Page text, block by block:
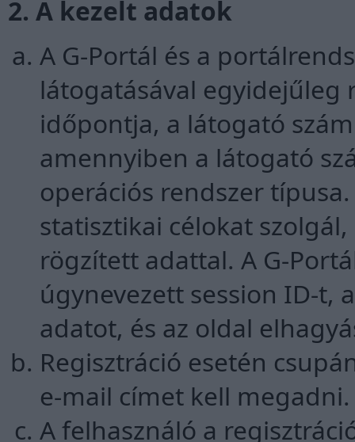
2. A kezelt adatok
A G-Portál és a
látogatásával egyidejűleg
időpontja, a látogató
amennyiben a látogató
operációs rendszer
statisztikai célokat
rögzített adattal. A G-
úgynevezett session ID-t,
adatot, és az oldal
Regisztráció esetén
e-mail címet kell megadni.
A felhasználó a